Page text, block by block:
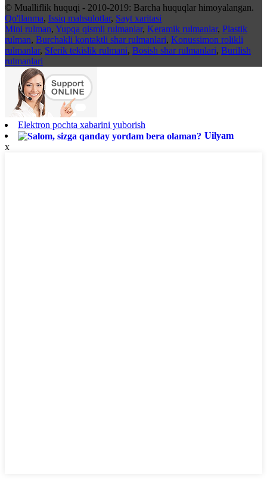
© Mualliflik huquqi - 2010-2019: Barcha huquqlar himoyalangan.
Qo'llanma, Issiq mahsulotlar, Sayt xaritasi
Mini rulman, Yupqa qismli rulmanlar, Keramik rulmanlar, Plastik
rulman, Burchakli kontaktli shar rulmanlari, Konussimon rolikli
rulmanlar, Sferik tekislik rulmani, Bosish shar rulmanlari, Burilish
rulmanlari
Elektron pochta xabarini yuborish
Uilyam
x